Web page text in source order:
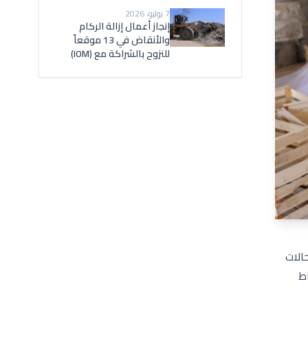
7 يوليو، 2026
إنجاز أعمال إزالة الركام
والأنقاض في 13 موقعاً
للنزوح بالشراكة مع (IOM)